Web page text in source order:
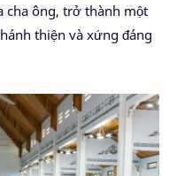
cha ông, trở thành một
thiện và xứng đáng